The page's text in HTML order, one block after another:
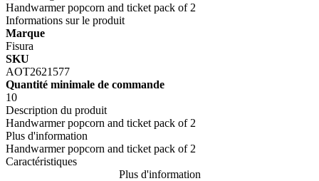
Handwarmer popcorn and ticket pack of 2
Informations sur le produit
Marque
Fisura
SKU
AOT2621577
Quantité minimale de commande
10
Description du produit
Handwarmer popcorn and ticket pack of 2
Plus d'information
Handwarmer popcorn and ticket pack of 2
Caractéristiques
Plus d'information